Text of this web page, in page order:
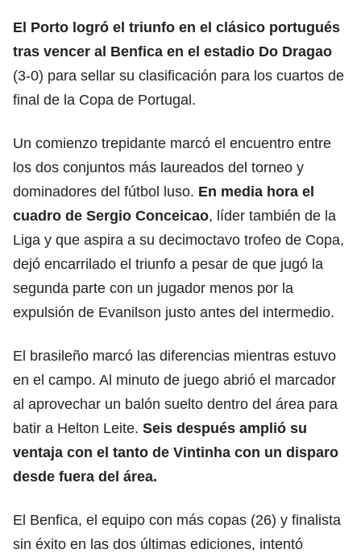
El Porto logró el triunfo en el clásico portugués
tras vencer al Benfica en el estadio Do Dragao
(3-0) para sellar su clasificación para los cuartos de
final de la Copa de Portugal.
Un comienzo trepidante marcó el encuentro entre
los dos conjuntos más laureados del torneo y
dominadores del fútbol luso. En media hora el
cuadro de Sergio Conceicao, líder también de la
Liga y que aspira a su decimoctavo trofeo de Copa,
dejó encarrilado el triunfo a pesar de que jugó la
segunda parte con un jugador menos por la
expulsión de Evanilson justo antes del intermedio.
El brasileño marcó las diferencias mientras estuvo
en el campo. Al minuto de juego abrió el marcador
al aprovechar un balón suelto dentro del área para
batir a Helton Leite. Seis después amplió su
ventaja con el tanto de Vintinha con un disparo
desde fuera del área.
El Benfica, el equipo con más copas (26) y finalista
sin éxito en las dos últimas ediciones, intentó